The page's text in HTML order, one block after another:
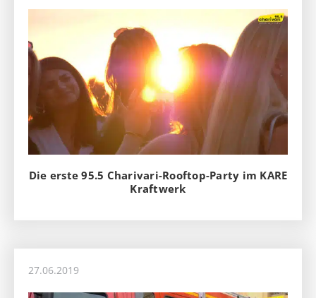
Die erste 95.5 Charivari-Rooftop-Party im KARE
Kraftwerk
27.06.2019